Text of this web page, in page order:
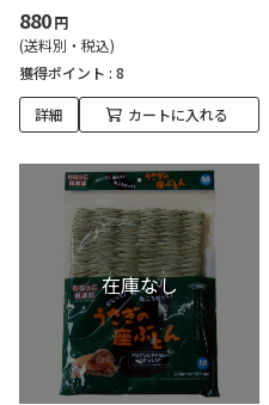
880円
(送料別・税込)
獲得ポイント : 8
詳細 カートに入れる